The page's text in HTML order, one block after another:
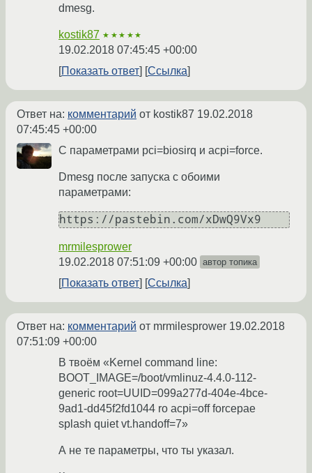
dmesg.
kostik87 ★★★★★
19.02.2018 07:45:45 +00:00
Показать ответ
Ссылка
Ответ на: комментарий от kostik87 19.02.2018
07:45:45 +00:00
С параметрами pci=biosirq и acpi=force.
Dmesg после запуска с обоими
параметрами:
mrmilesprower
19.02.2018 07:51:09 +00:00 автор топика
Показать ответ Ссылка
Ответ на: комментарий от mrmilesprower 19.02.2018
07:51:09 +00:00
В твоём «Kernel command line:
BOOT_IMAGE=/boot/vmlinuz-4.4.0-112-
generic root=UUID=099a277d-404e-4bce-
9ad1-dd45f2fd1044 ro acpi=off forcepae
splash quiet vt.handoff=7»
А не те параметры, что ты указал.